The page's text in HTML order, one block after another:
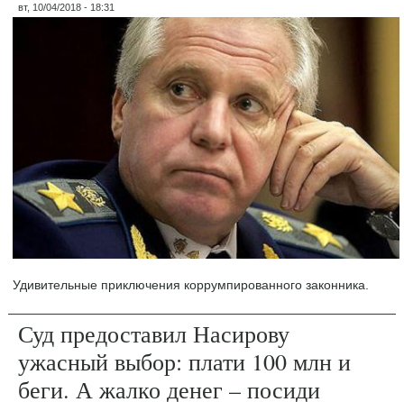
вт, 10/04/2018 - 18:31
Удивительные приключения коррумпированного законника.
Суд предоставил Насирову
ужасный выбор: плати 100 млн и
беги. А жалко денег – посиди